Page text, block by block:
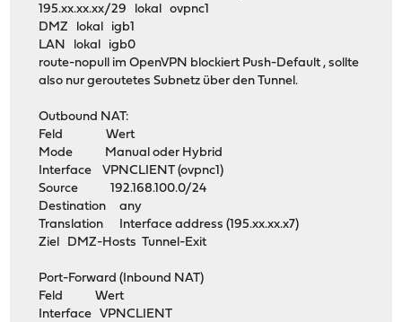
195.xx.xx.xx/29 lokal ovpnc1
DMZ lokal igb1
LAN lokal igb0
route-nopull im OpenVPN blockiert Push-Default , sollte
also nur geroutetes Subnetz über den Tunnel.
Outbound NAT:
Feld Wert
Mode Manual oder Hybrid
Interface VPNCLIENT (ovpnc1)
Source 192.168.100.0/24
Destination any
Translation Interface address (195.xx.xx.x7)
Ziel DMZ-Hosts Tunnel-Exit
Port-Forward (Inbound NAT)
Feld Wert
Interface VPNCLIENT